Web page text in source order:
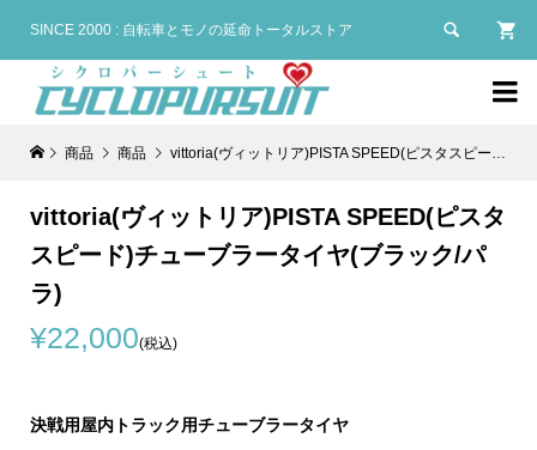
SINCE 2000 : 自転車とモノの延命トータルストア 

商品 商品 vittoria(ヴィットリア)PISTA SPEED(ピスタスピード)チューブラータイヤ(ブラック/パラ)
vittoria(ヴィットリア)PISTA SPEED(ピスタ
スピード)チューブラータイヤ(ブラック/パ
ラ)
¥22,000(税込)
決戦用屋内トラック用チューブラータイヤ